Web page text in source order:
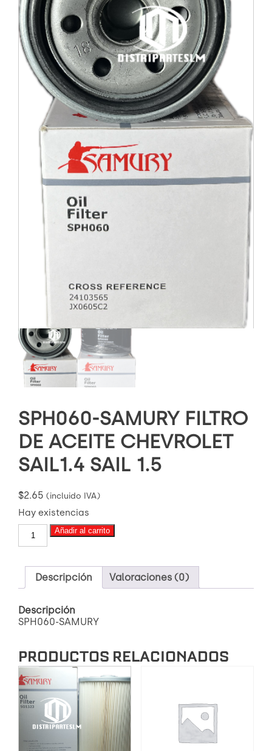
SPH060-SAMURY FILTRO
DE ACEITE CHEVROLET
SAIL1.4 SAIL 1.5
$2.65 (incluido IVA)
Hay existencias
SPH060-
SAMURY
DE
ACEITE
CHEVROLET
SAIL
1.5
Añadir al carrito
Descripción Valoraciones (0)
Descripción
SPH060-SAMURY
PRODUCTOS RELACIONADOS